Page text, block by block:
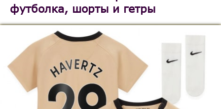
футболка, шорты и гетры